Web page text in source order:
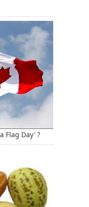
Flag Day' ?